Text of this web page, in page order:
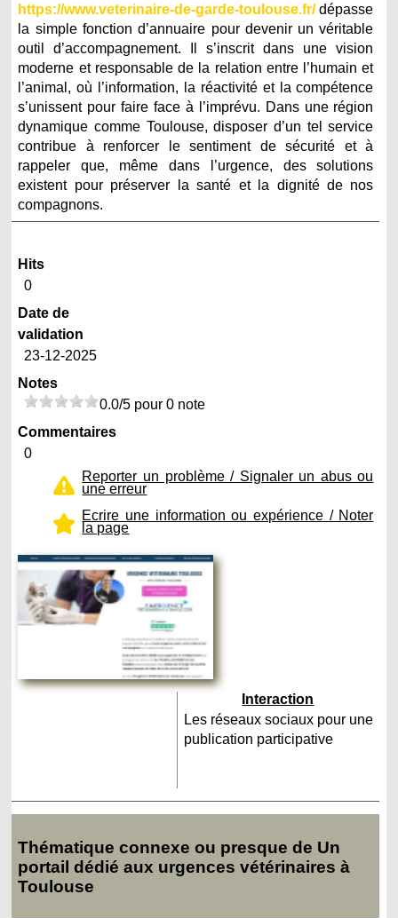
https://www.veterinaire-de-garde-toulouse.fr/dépasse
la simple fonction d’annuaire pour devenir un véritable
outil d’accompagnement. Il s’inscrit dans une vision
moderne et responsable de la relation entre l’humain et
l’animal, où l’information, la réactivité et la compétence
s’unissent pour faire face à l’imprévu. Dans une région
dynamique comme Toulouse, disposer d’un tel service
contribue à renforcer le sentiment de sécurité et à
rappeler que, même dans l’urgence, des solutions
existent pour préserver la santé et la dignité de nos
compagnons.
Hits
0
Date de
validation
23-12-2025
Notes
0.0/5 pour 0 note
Commentaires
0
Reporter un problème / Signaler un abus ou
une erreur
Ecrire une information ou expérience / Noter
la page
Interaction
Les réseaux sociaux pour une
publication participative
Thématique connexe ou presque de Un
portail dédié aux urgences vétérinaires à
Toulouse